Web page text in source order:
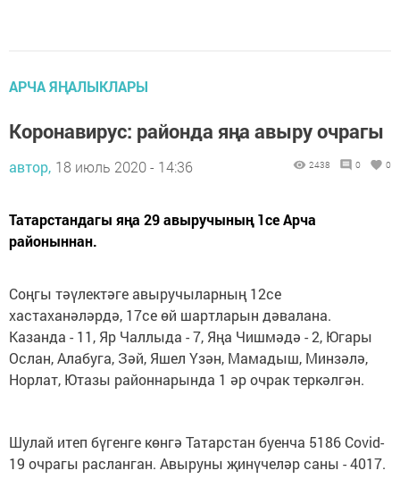
АРЧА ЯҢАЛЫКЛАРЫ
Коронавирус: районда яңа авыру очрагы
автор, 18 июль 2020 - 14:36 2438 0 0
Татарстандагы яңа 29 авыручының 1се Арча
районыннан.
Соңгы тәүлектәге авыручыларның 12се
хастаханәләрдә, 17се өй шартларын дәвалана.
Казанда - 11, Яр Чаллыда - 7, Яңа Чишмәдә - 2, Югары
Ослан, Алабуга, Зәй, Яшел Үзән, Мамадыш, Минзәлә,
Норлат, Ютазы районнарында 1 әр очрак теркәлгән.
Шулай итеп бүгенге көнгә Татарстан буенча 5186 Covid-
19 очрагы расланган. Авыруны җинүчеләр саны - 4017.